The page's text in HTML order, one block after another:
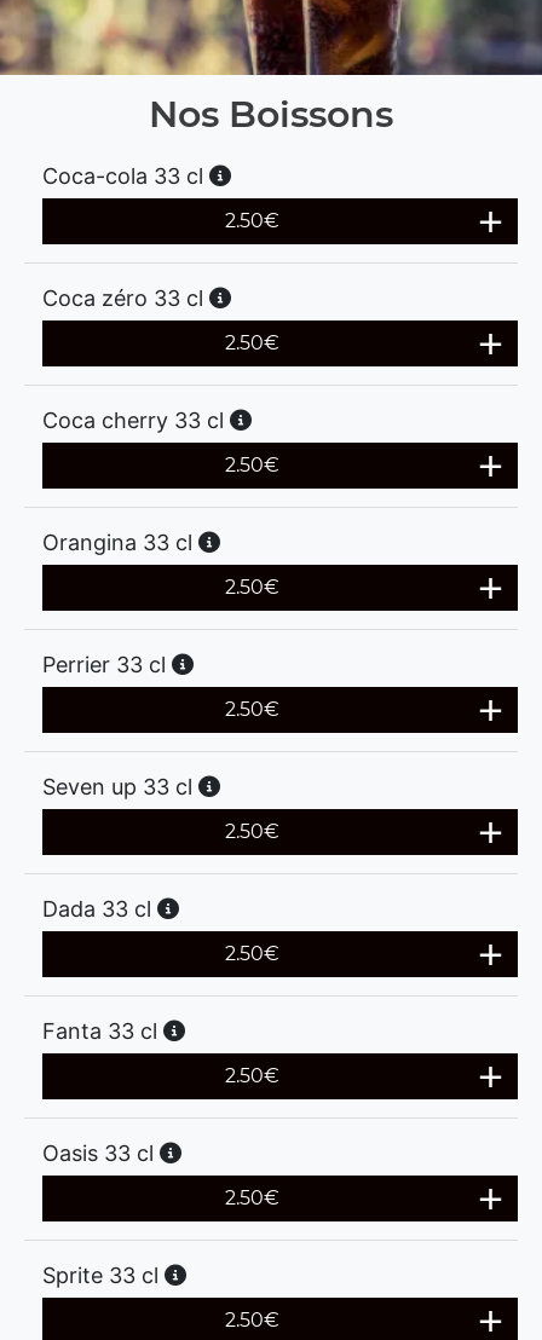
Nos Boissons
Coca-cola 33 cl
2.50€
Coca zéro 33 cl
2.50€
Coca cherry 33 cl
2.50€
Orangina 33 cl
2.50€
Perrier 33 cl
2.50€
Seven up 33 cl
2.50€
Dada 33 cl
2.50€
Fanta 33 cl
2.50€
Oasis 33 cl
2.50€
Sprite 33 cl
2.50€